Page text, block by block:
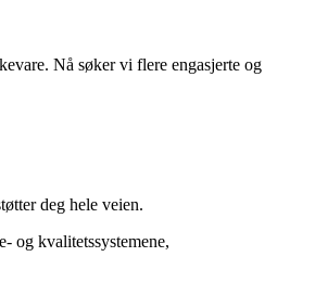
Nå søker vi flere engasjerte og
deg hele veien.
og kvalitetssystemene,